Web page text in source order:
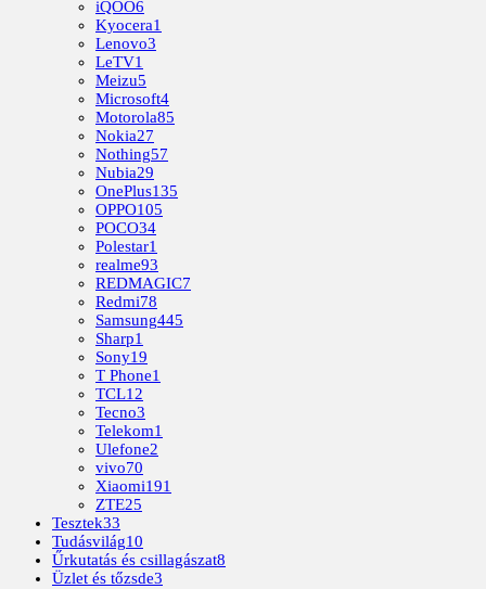
iQOO6
Kyocera1
Lenovo3
LeTV1
Meizu5
Microsoft4
Motorola85
Nokia27
Nothing57
Nubia29
OnePlus135
OPPO105
POCO34
Polestar1
realme93
REDMAGIC7
Redmi78
Samsung445
Sharp1
Sony19
T Phone1
TCL12
Tecno3
Telekom1
Ulefone2
vivo70
Xiaomi191
ZTE25
Tesztek33
Tudásvilág10
Űrkutatás és csillagászat8
Üzlet és tőzsde3